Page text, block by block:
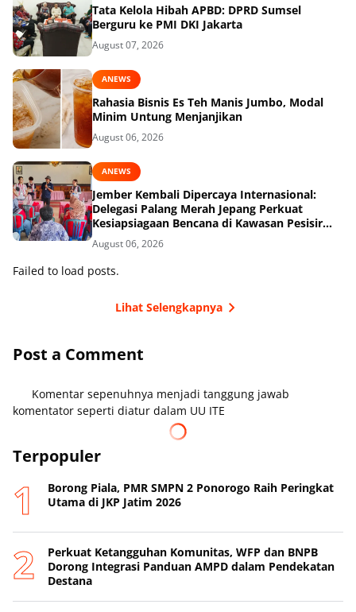
Tata Kelola Hibah APBD: DPRD Sumsel
Berguru ke PMI DKI Jakarta
August 07, 2026
ANEWS
Rahasia Bisnis Es Teh Manis Jumbo, Modal
Minim Untung Menjanjikan
August 06, 2026
ANEWS
Jember Kembali Dipercaya Internasional:
Delegasi Palang Merah Jepang Perkuat
Kesiapsiagaan Bencana di Kawasan Pesisir
dan Sekolah
August 06, 2026
Failed to load posts.
Lihat Selengkapnya
Post a Comment
Komentar sepenuhnya menjadi tanggung jawab
komentator seperti diatur dalam UU ITE
Terpopuler
Borong Piala, PMR SMPN 2 Ponorogo Raih Peringkat
Utama di JKP Jatim 2026
Perkuat Ketangguhan Komunitas, WFP dan BNPB
Dorong Integrasi Panduan AMPD dalam Pendekatan
Destana